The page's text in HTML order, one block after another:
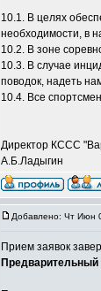
10.1. В целях
необходимости, в
10.2. В зоне
10.3. В случае
поводок, надеть
10.4. Все
Директор КССС
А.Б.Ладыгин
Добавлено: Чт Июн
Прием заявок
Предварительный